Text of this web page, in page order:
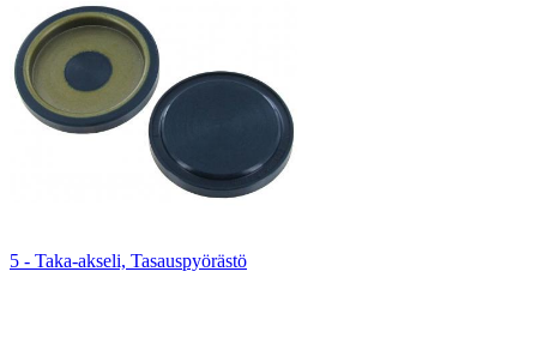
5 - Taka-akseli, Tasauspyörästö